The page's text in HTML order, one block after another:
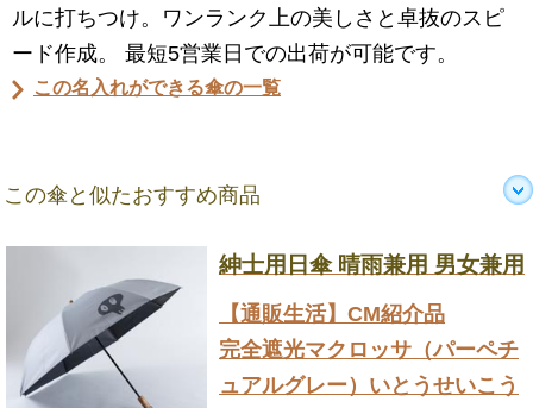
ルに打ちつけ。ワンランク上の美しさと卓抜のスピ
ード作成。 最短5営業日での出荷が可能です。
この名入れができる傘の一覧
この傘と似たおすすめ商品
紳士用日傘 晴雨兼用 男女兼用
【通販生活】CM紹介品
完全遮光マクロッサ（パーペチ
ュアルグレー）いとうせいこう